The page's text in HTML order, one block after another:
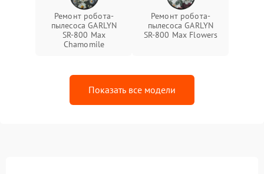
Ремонт робота-
пылесоса GARLYN
SR-800 Max
Chamomile
Ремонт робота-
пылесоса GARLYN
SR-800 Max Flowers
Показать все модели